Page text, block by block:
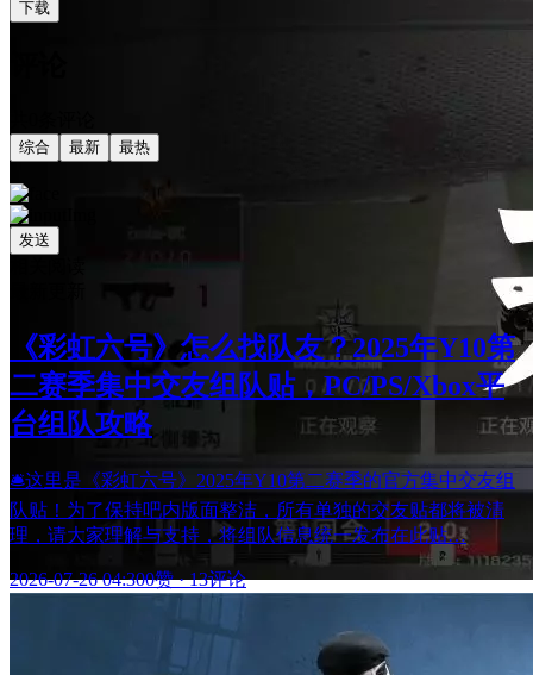
下载
综合 最新 最热
发送
《彩虹六号》怎么找队友？2025年Y10第
二赛季集中交友组队贴，PC/PS/Xbox平
台组队攻略
🛎这里是《彩虹六号》2025年Y10第二赛季的官方集中交友组
队贴！为了保持吧内版面整洁，所有单独的交友贴都将被清
理，请大家理解与支持，将组队信息统一发布在此贴…
2026-07-26 04:300赞·13评论